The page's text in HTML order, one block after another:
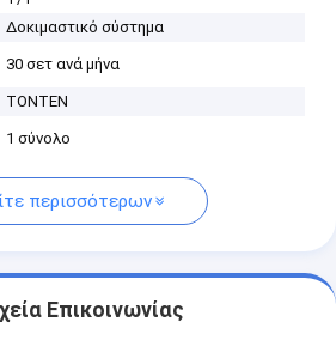
Δοκιμαστικό σύστημα
30 σετ ανά μήνα
TONTEN
1 σύνολο
περισσότερων
Επικοινωνίας